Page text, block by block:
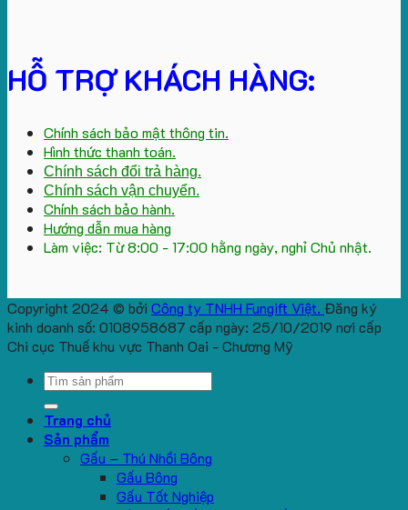
HỖ TRỢ KHÁCH HÀNG:
Chính sách bảo mật thông tin.
Hình thức thanh toán.
Chính sách đổi trả hàng.
Chính sách vận chuyển.
Chính sách bảo hành.
Hướng dẫn mua hàng
Làm việc: Từ 8:00 - 17:00 hằng ngày, nghỉ Chủ nhật.
Copyright 2024 © bởi Công ty TNHH Fungift Việt. Đăng ký
kinh doanh số: 0108958687 cấp ngày: 25/10/2019 nơi cấp
Chi cục Thuế khu vực Thanh Oai - Chương Mỹ
Search
Trang chủ
Sản phẩm
Gấu – Thú Nhồi Bông
Gấu Bông
Gấu Tốt Nghiệp